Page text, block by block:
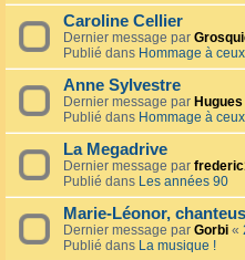
Caroline Cellier
Dernier message par
Publié dans Hommage à
Anne Sylvestre
Dernier message par Hugues
Publié dans Hommage à
La Megadrive
Dernier message par
Publié dans Les années 90
Marie-Léonor,
Dernier message par Gorbi «
Publié dans La musique !